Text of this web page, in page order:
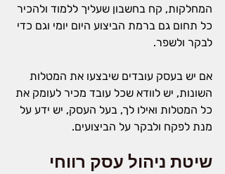
המחלקות, קח בחשבון שעליך ללמוד ולהכיר
כל תחום גם ברמת הביצוע היום יומי וגם כדי
לבקר ולשפר.
אם יש בעסק עובדים שיבצעו את המטלות
השונות, יש לוודא שכל עובד מכיר לעומק את
כל המטלות ואילו לך, בעל העסק, יש ידע על
מנת לפקח ולבקר על הביצועים.
שיטת ניהול עסק רווחי